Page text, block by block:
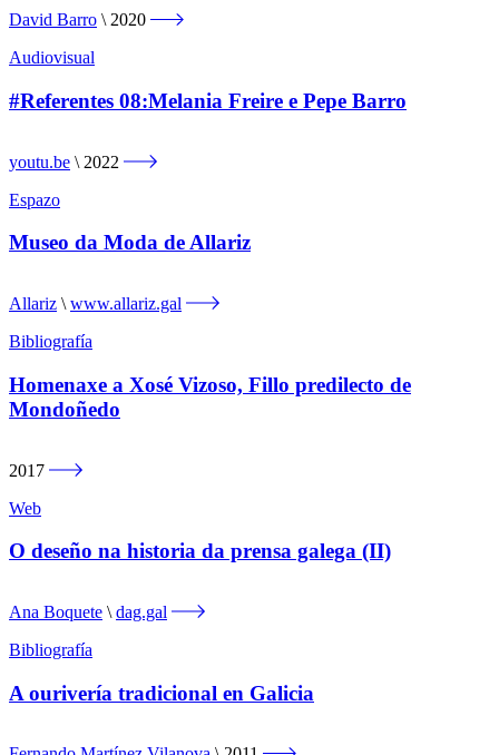
David Barro
2020
Audiovisual
#Referentes 08:Melania Freire e Pepe Barro
youtu.be
2022
Espazo
Museo da Moda de Allariz
Allariz
www.allariz.gal
Bibliografía
Homenaxe a Xosé Vizoso, Fillo predilecto de
Mondoñedo
2017
Web
O deseño na historia da prensa galega (II)
Ana Boquete
dag.gal
Bibliografía
A ourivería tradicional en Galicia